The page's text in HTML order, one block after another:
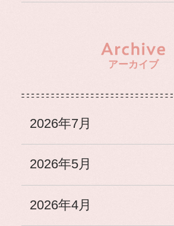
アーカイブ
2026年7月
2026年5月
2026年4月